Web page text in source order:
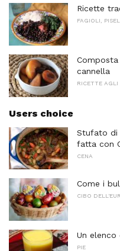
Ricette
FAGIOLI,
cannella
RICETTE AGLI
Users choice
Stufato di
fatta con
CENA
Come i
CIBO
Un
PIE